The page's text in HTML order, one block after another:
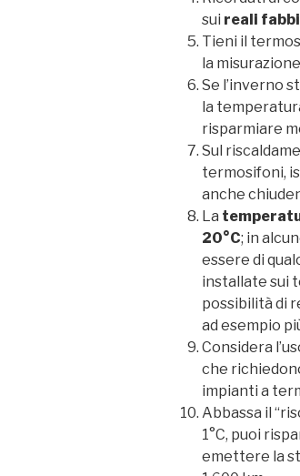
sui reali
Tieni il
la
Se l’inverno
la
risparmiare
Sul
termosifoni,
anche
La
20°C; in
essere di
installate sui
possibilità di
ad esempio
Considera
che
impianti a
Abbassa il
1°C, puoi
emettere la